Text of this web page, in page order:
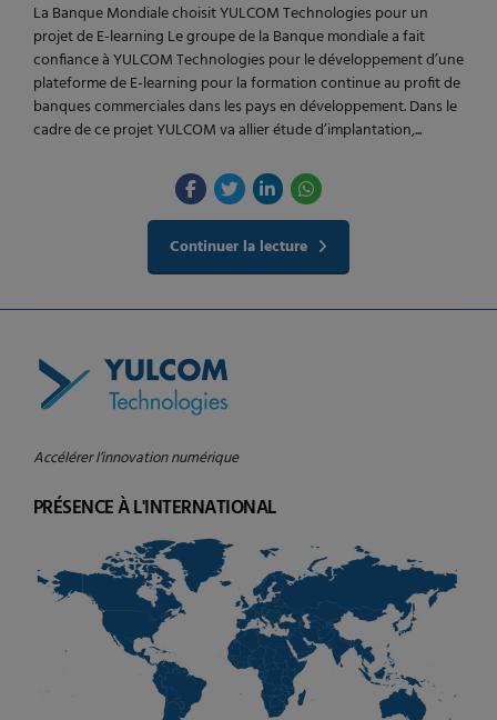
La Banque Mondiale choisit YULCOM Technologies pour un
projet de E-learning Le groupe de la Banque mondiale a fait
confiance à YULCOM Technologies pour le développement d’une
plateforme de E-learning pour la formation continue au profit de
banques commerciales dans les pays en développement. Dans le
cadre de ce projet YULCOM va allier étude d’implantation,...
Continuer la lecture
Accélérer l’innovation numérique
PRÉSENCE À L'INTERNATIONAL